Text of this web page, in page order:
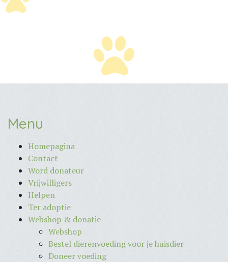
Menu
Homepagina
Contact
Word donateur
Vrijwilligers
Helpen
Ter adoptie
Webshop & donatie
Webshop
Bestel dierenvoeding voor je huisdier
Doneer voeding